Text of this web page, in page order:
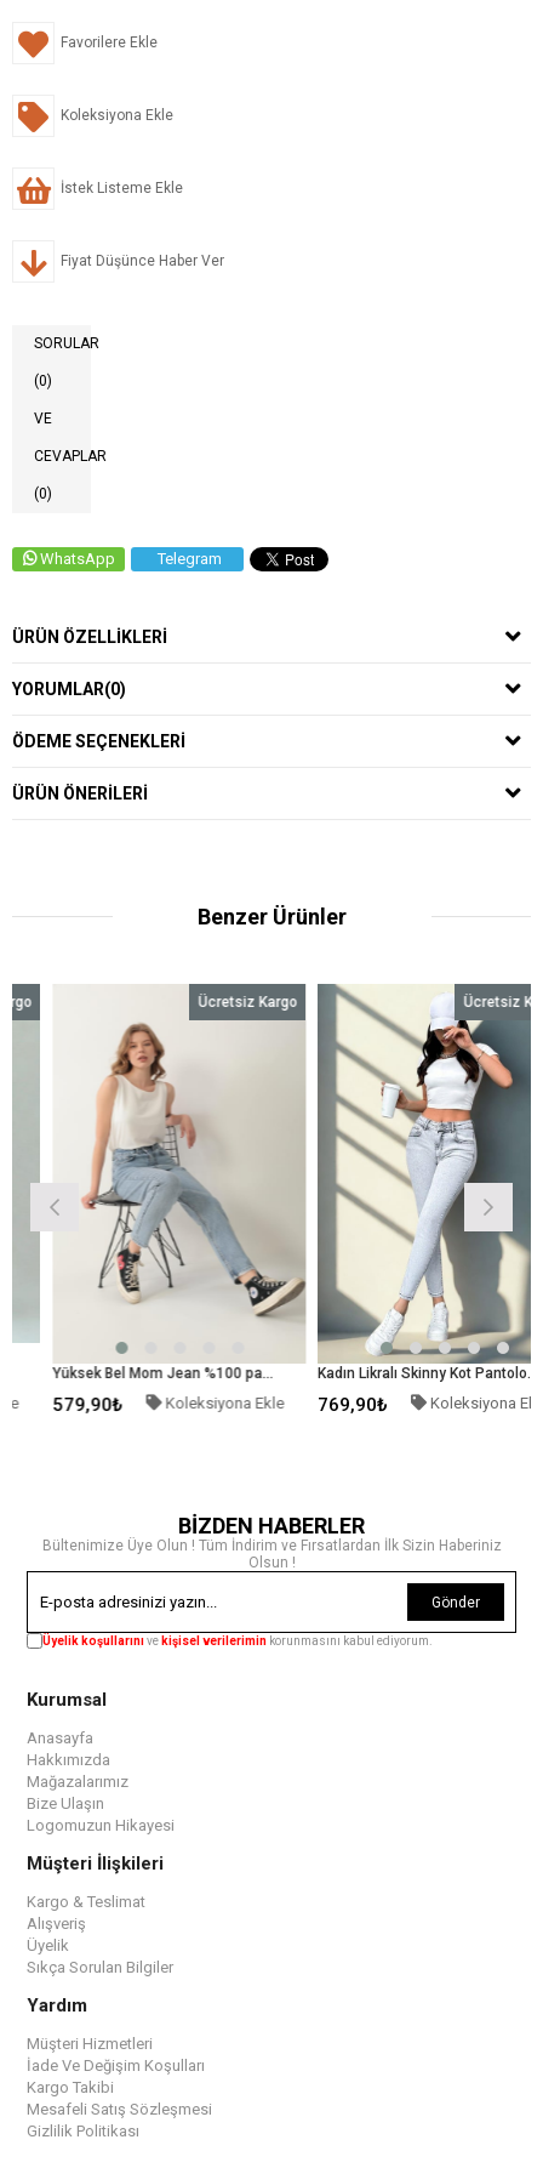
Favorilere Ekle
Koleksiyona Ekle
İstek Listeme Ekle
Fiyat Düşünce Haber Ver
SORULAR
(0)
VE
CEVAPLAR
(0)
WhatsApp Telegram
ÜRÜN ÖZELLIKLERI
YORUMLAR(0)
ÖDEME SEÇENEKLERI
ÜRÜN ÖNERILERI
Benzer Ürünler
Yüksek Bel Mom Jean %100 pamuk Denim Pantolon Mavi
579,90₺ Koleksiyona Ekle
Ücretsiz Kargo
Kadın Likralı Skinny Kot Pantolon Gri
769,90₺ Koleksiyona Ekle
Ücretsiz Kargo
BİZDEN HABERLER
Bültenimize Üye Olun ! Tüm İndirim ve Fırsatlardan İlk Sizin Haberiniz
Olsun !
Gönder
Üyelik koşullarınıve kişisel verilerimin korunmasını kabul ediyorum.
Kurumsal
Anasayfa
Hakkımızda
Mağazalarımız
Bize Ulaşın
Logomuzun Hikayesi
Müşteri İlişkileri
Kargo & Teslimat
Alışveriş
Üyelik
Sıkça Sorulan Bilgiler
Yardım
Müşteri Hizmetleri
İade Ve Değişim Koşulları
Kargo Takibi
Mesafeli Satış Sözleşmesi
Gizlilik Politikası